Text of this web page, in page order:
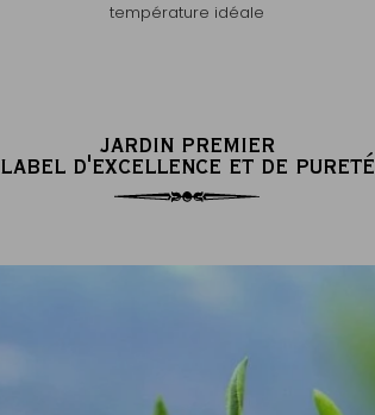
température idéale
JARDIN PREMIER
LABEL D'EXCELLENCE ET DE PURETÉ